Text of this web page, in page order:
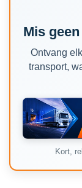
Mis
Ontvang
transport,
Kort,